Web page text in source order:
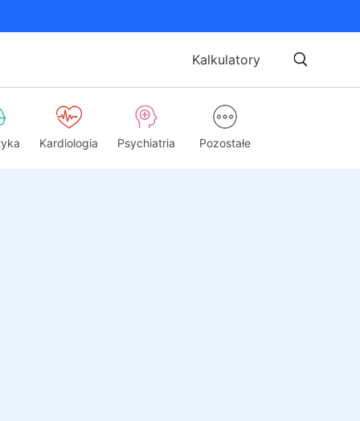
Kalkulatory
Kardiologia Psychiatria Pozostałe